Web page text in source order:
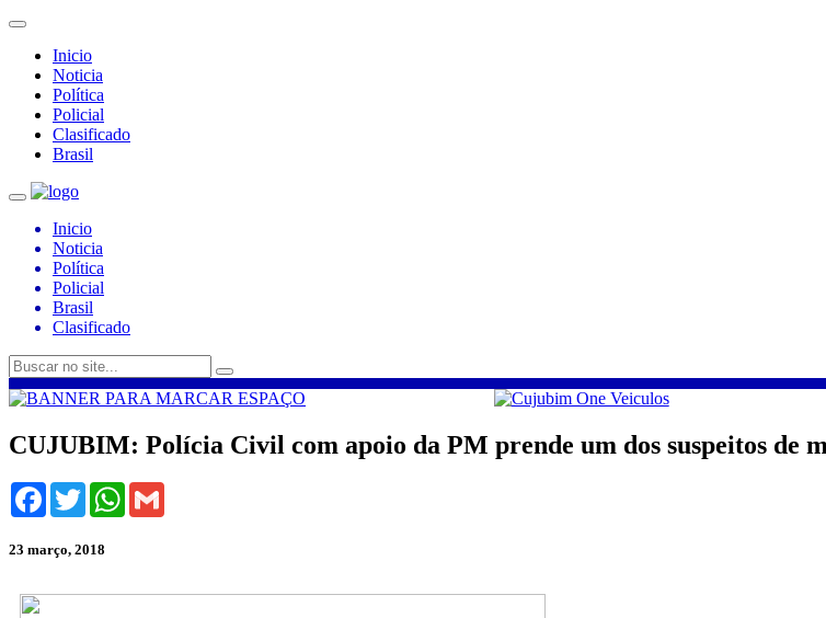
Inicio
Noticia
Política
Policial
Clasificado
Brasil
Inicio
Noticia
Política
Policial
Brasil
Clasificado
CUJUBIM: Polícia Civil com apoio da PM prende um dos suspeitos de
Facebook
TwitterWhatsApp
23 março, 2018